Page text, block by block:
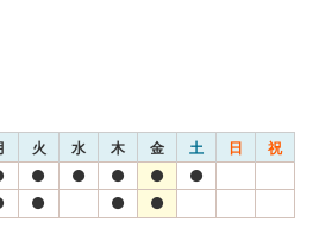
火 水 木 金 土 日 祝